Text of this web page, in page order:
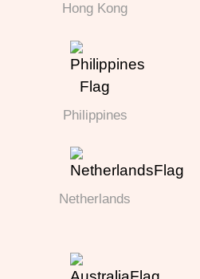
Hong Kong
Philippines
Netherlands